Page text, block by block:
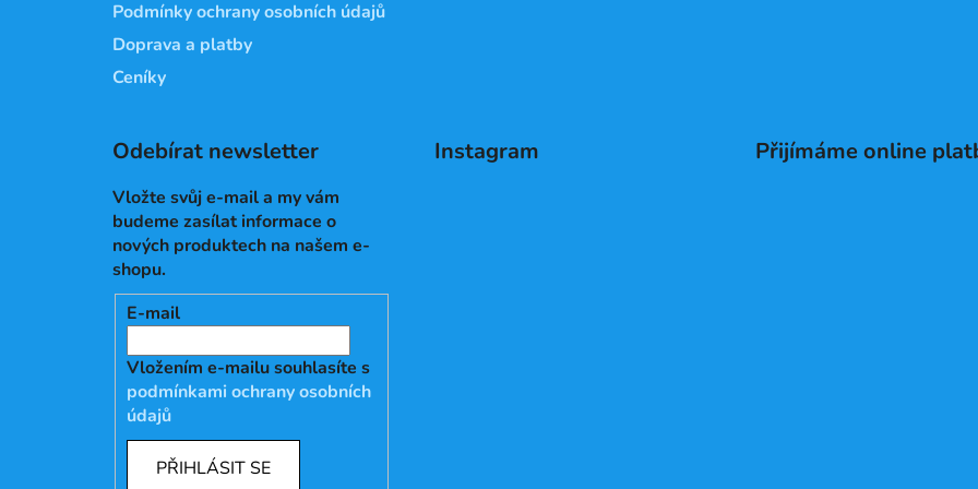
Podmínky ochrany osobních údajů
Doprava a platby
Ceníky
Odebírat newsletter
Vložte svůj e-mail a my vám
budeme zasílat informace o
nových produktech na našem e-
shopu.
E-mail
Vložením e-mailu souhlasíte s
podmínkami ochrany osobních
údajů
PŘIHLÁSIT SE
Instagram Přijímáme online